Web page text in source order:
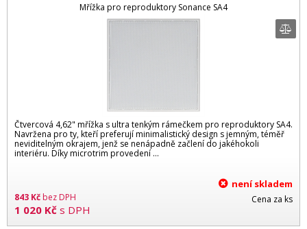
Mřížka pro reproduktory Sonance SA4
Čtvercová 4,62" mřížka s ultra tenkým rámečkem pro reproduktory SA4.
Navržena pro ty, kteří preferují minimalistický design s jemným, téměř
neviditelným okrajem, jenž se nenápadně začlení do jakéhokoli
interiéru. Díky microtrim provedení ...
843 Kčbez DPH
1 020 Kč s DPH
není skladem
Cena za ks